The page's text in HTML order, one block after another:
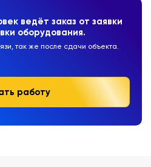
ведёт заказ от заявки
оборудования.
так же после сдачи объекта.
работу